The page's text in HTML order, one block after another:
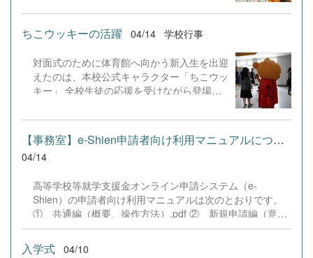
プを開催しました。 本行事は、1年生の
「学年開き」の一環として企画されたもので
す。入学後間もないこの時期に、ワークショ
滑な関係性を築く一助とすることを目的とし
ています。 当日は、「自己理解に関わる
カード」を用いたグループワークを実施しま
色のカテゴリーに分類する作業を通して、客
観的に自分自身を分析。また、それぞれの分
析結果をグループ内で共有することで、自分
めていました。 自分の内面を見つめ直す
と同時に、新しい仲間との絆を育む、大変有
意義な時間となりました。
ちこウッキーの活躍 04/14 学校行事
対面式のために体育館へ向かう新入生を出迎
えたのは、本校公式キャラクター「ちこウッ
キー」 全校生徒の応援を受けながら登場し
囲気に包んでくれました。 くす玉が割れる
と、どこか誇らしげでちょっと満足そうな様
子も。 そして式の最後には、新入生の退場
をそっと見送り。 これからの学校生活を応
た。 &nbsp; &nbsp;
【事務室】e-Shien申請者向け利用マニュアルについて
04/14
高等学校等就学支援金オンライン申請システム（e-
Shien）の申請者向け利用マニュアルは次のとおりです。
① 共通編（概要、操作方法）.pdf ② 新規申請編（意向
登録、受給資格認定申請）.pdf ③ 変更手続編（在校生受
給資格確認）.pdf
入学式 04/10